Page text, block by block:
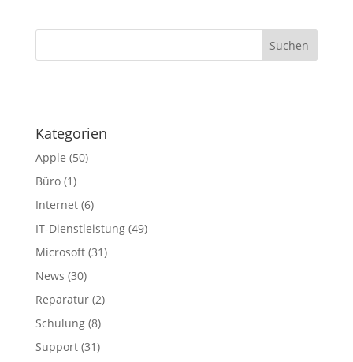
Kategorien
Apple (50)
Büro(1)
Internet(6)
IT-Dienstleistung(49)
Microsoft(31)
News (30)
Reparatur(2)
Schulung(8)
Support(31)